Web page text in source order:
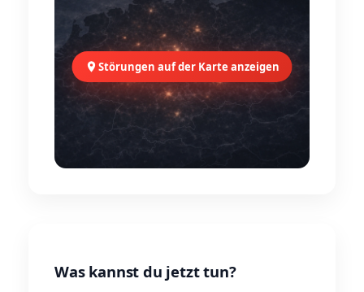
Störungen auf der Karte anzeigen
Was kannst du jetzt tun?